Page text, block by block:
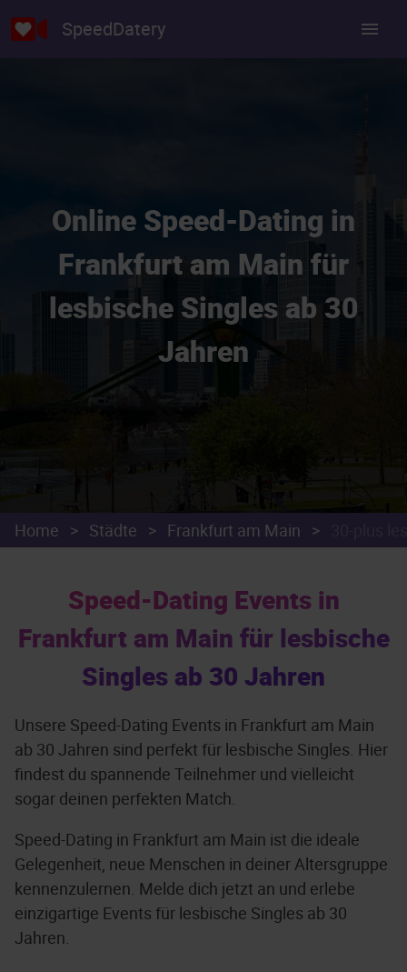
SpeedDatery
Online Speed-Dating in
Frankfurt am Main für
lesbische Singles ab 30
Jahren
Home > Städte > Frankfurt am Main >
Speed-Dating Events in
Frankfurt am Main für lesbische
Singles ab 30 Jahren
Unsere Speed-Dating Events in Frankfurt am Main
ab 30 Jahren sind perfekt für lesbische Singles. Hier
findest du spannende Teilnehmer und vielleicht
sogar deinen perfekten Match.
Speed-Dating in Frankfurt am Main ist die ideale
Gelegenheit, neue Menschen in deiner Altersgruppe
kennenzulernen. Melde dich jetzt an und erlebe
einzigartige Events für lesbische Singles ab 30
Jahren.